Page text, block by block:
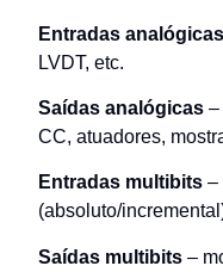
Entradas analógicas
LVDT, etc.
Saídas analógicas –
CC, atuadores,
Entradas multibits –
(absoluto/
Saídas multibits –